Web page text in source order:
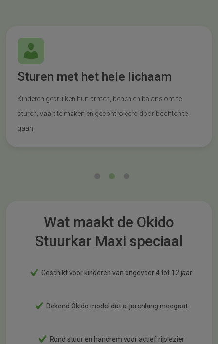
Sturen met het hele lichaam
Kinderen gebruiken hun armen, benen en balans om te
sturen, vaart te maken en gecontroleerd door bochten te
gaan.
Wat maakt de Okido
Stuurkar Maxi speciaal
Geschikt voor kinderen van ongeveer 4 tot 12 jaar
Bekend Okido model dat al jarenlang meegaat
Rond stuur en handrem voor actief rijplezier